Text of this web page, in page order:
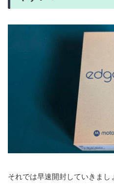
それでは早速開封していきまし